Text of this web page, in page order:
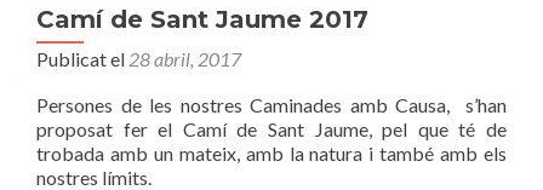
Camí de Sant Jaume 2017
Publicat el 28 abril, 2017
Persones de les nostres Caminades amb Causa, s’han
proposat fer el Camí de Sant Jaume, pel que té de
trobada amb un mateix, amb la natura i també amb els
nostres límits.